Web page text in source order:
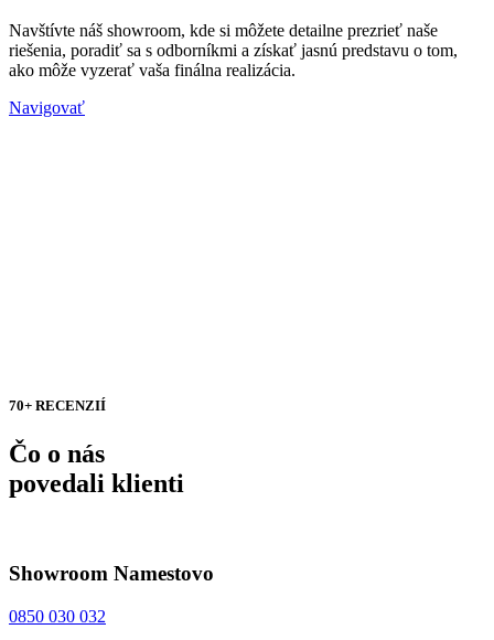
Navštívte náš showroom, kde si môžete detailne prezrieť naše
riešenia, poradiť sa s odborníkmi a získať jasnú predstavu o tom,
ako môže vyzerať vaša finálna realizácia.
Navigovať
70+ RECENZIÍ
Čo o nás
povedali klienti
Showroom Namestovo
0850 030 032